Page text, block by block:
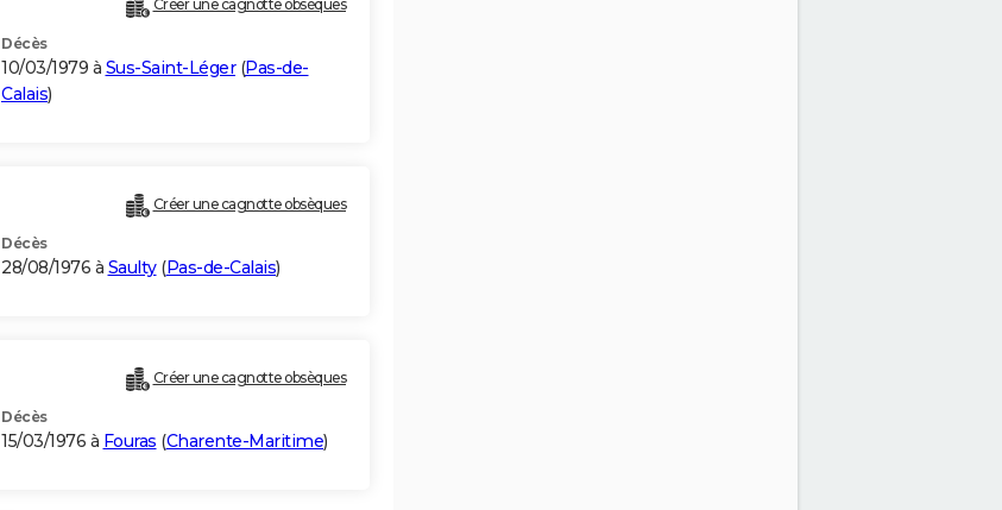
Créer une cagnotte obsèques
Décès
10/03/1979 à Sus-Saint-Léger(Pas-de-
Calais)
Créer une cagnotte obsèques
Décès
28/08/1976 à Saulty(Pas-de-Calais)
Créer une cagnotte obsèques
Décès
15/03/1976 à Fouras (Charente-Maritime)